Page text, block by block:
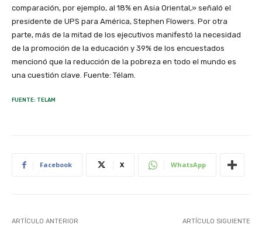
comparación, por ejemplo, al 18% en Asia Oriental,» señaló el
presidente de UPS para América, Stephen Flowers. Por otra
parte, más de la mitad de los ejecutivos manifestó la necesidad
de la promoción de la educación y 39% de los encuestados
mencionó que la reducción de la pobreza en todo el mundo es
una cuestión clave. Fuente: Télam.
FUENTE: TELAM
Facebook X WhatsApp
ARTÍCULO ANTERIOR ARTÍCULO SIGUIENTE